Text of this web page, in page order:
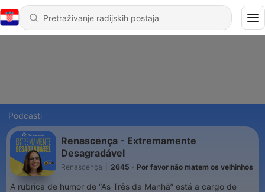
Podcasti
Renascença - Extremamente
Desagradável
Renascença 2645 - Por favor não matem os velhinhos
A rubrica de humor de “As Três da Manhã” está a cargo de